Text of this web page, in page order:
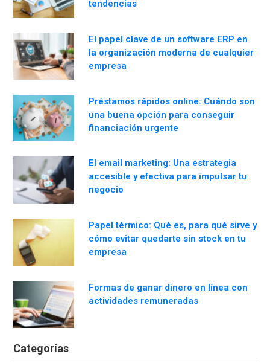
tendencias
El papel clave de un software ERP en
la organización moderna de cualquier
empresa
Préstamos rápidos online: Cuándo son
una buena opción para conseguir
financiación urgente
El email marketing: Una estrategia
accesible y efectiva para impulsar tu
negocio
Papel térmico: Qué es, para qué sirve y
cómo evitar quedarte sin stock en tu
empresa
Formas de ganar dinero en línea con
actividades remuneradas
Categorías